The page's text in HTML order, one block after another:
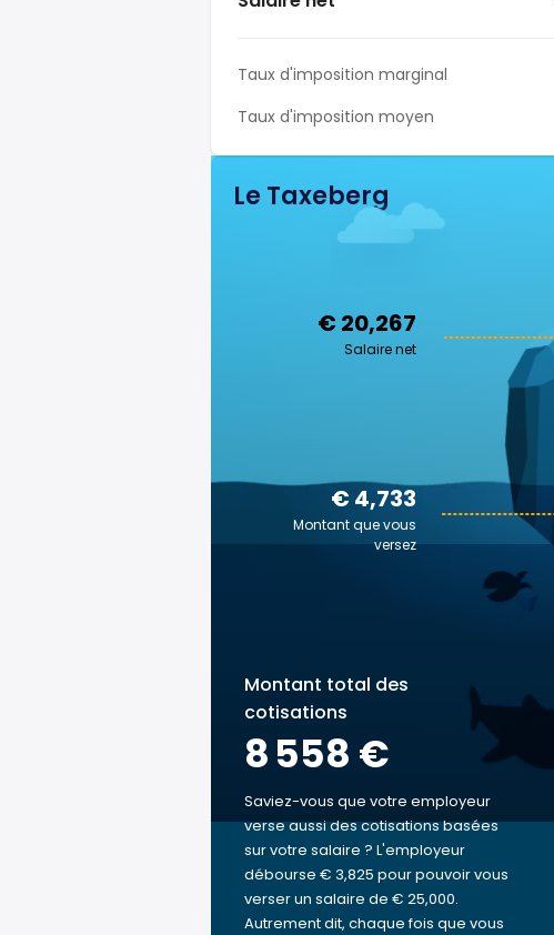
Taux d'imposition marginal
Taux d'imposition moyen
Le Taxeberg
€ 20,267
Salaire net
€ 4,733
Montant que vous
versez
Montant total des
cotisations
8 558 €
Saviez-vous que votre employeur
verse aussi des cotisations basées
sur votre salaire ? L'employeur
débourse € 3,825 pour pouvoir vous
verser un salaire de € 25,000.
Autrement dit, chaque fois que vous